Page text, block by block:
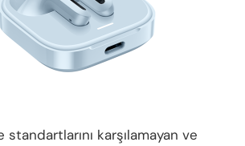
standartlarını karşılamayan ve